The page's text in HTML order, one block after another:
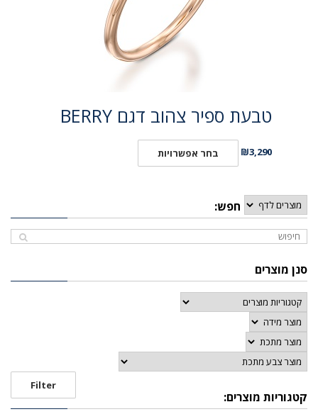
טבעת ספיר צהוב דגם BERRY
₪3,290 בחר אפשרויות
חפש:
סנן מוצרים
Filter
קטגוריות מוצרים: